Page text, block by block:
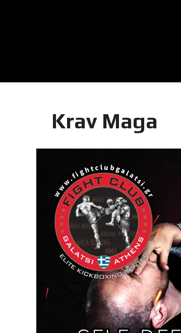
Η Αντωνία Πρίφτη στο
Νέα επίσημα T-shirts του
της
Οι αθλητές του Fight Club
καλοκαιρινές
Με μεγάλη επιτυχία
Krav Maga